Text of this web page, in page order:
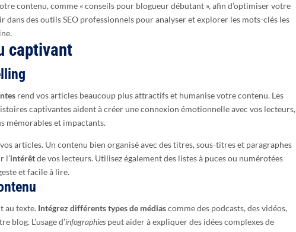
contenu, comme « conseils pour blogueur débutant », afin d’optimiser votre
dans des outils SEO professionnels pour analyser et explorer les mots-clés les
captivant
rend vos articles beaucoup plus attractifs et humanise votre contenu. Les
captivantes aident à créer une connexion émotionnelle avec vos lecteurs,
mémorables et impactants.
articles. Un contenu bien organisé avec des titres, sous-titres et paragraphes
l’intérêtde vos lecteurs. Utilisez également des listes à puces ou numérotées
et facile à lire.
au texte. Intégrez différents types de médiascomme des podcasts, des vidéos,
blog. L’usage d’infographies peut aider à expliquer des idées complexes de